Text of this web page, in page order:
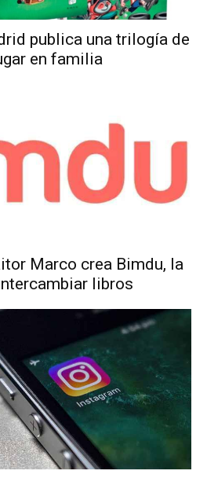
publica una trilogía de
en familia
Marco crea Bimdu, la
libros